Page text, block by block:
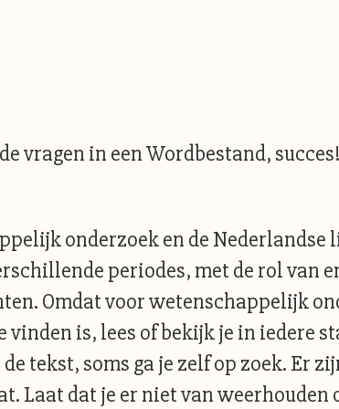
vragen in een Wordbestand, succes!
onderzoek en de
periodes, met de rol van
Omdat voor wetenschappelijk
is, lees of bekijk je in iedere
tekst, soms ga je zelf op zoek. Er
Laat dat je er niet van weerhouden